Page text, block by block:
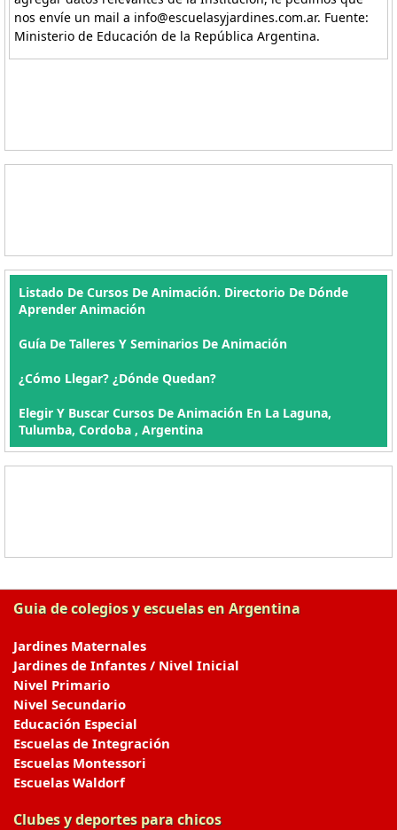
nos envíe un mail a info@escuelasyjardines.com.ar. Fuente:
Ministerio de Educación de la República Argentina.
Listado De Cursos De Animación. Directorio De Dónde
Aprender Animación
Guía De Talleres Y Seminarios De Animación
¿Cómo Llegar? ¿Dónde Quedan?
Elegir Y Buscar Cursos De Animación En La Laguna,
Tulumba, Cordoba , Argentina
Guia de colegios y escuelas en Argentina
Jardines Maternales
Jardines de Infantes / Nivel Inicial
Nivel Primario
Nivel Secundario
Educación Especial
Escuelas de Integración
Escuelas Montessori
Escuelas Waldorf
Clubes y deportes para chicos